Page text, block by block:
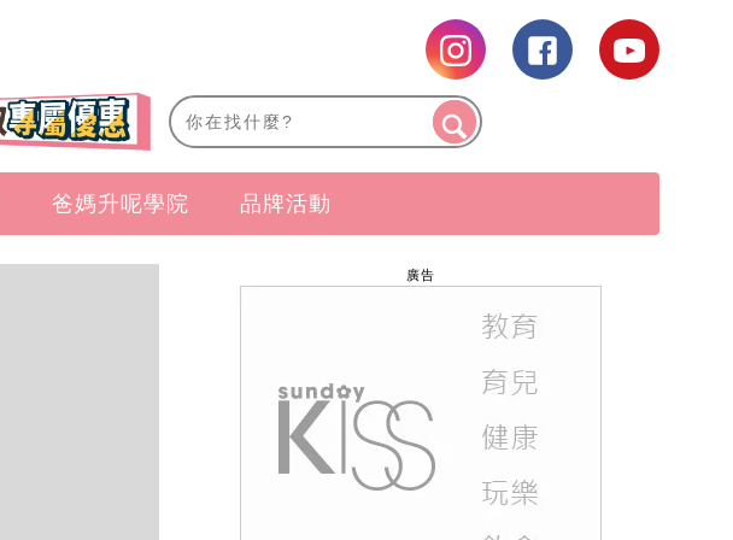
爸媽升呢學院 品牌活動
廣告